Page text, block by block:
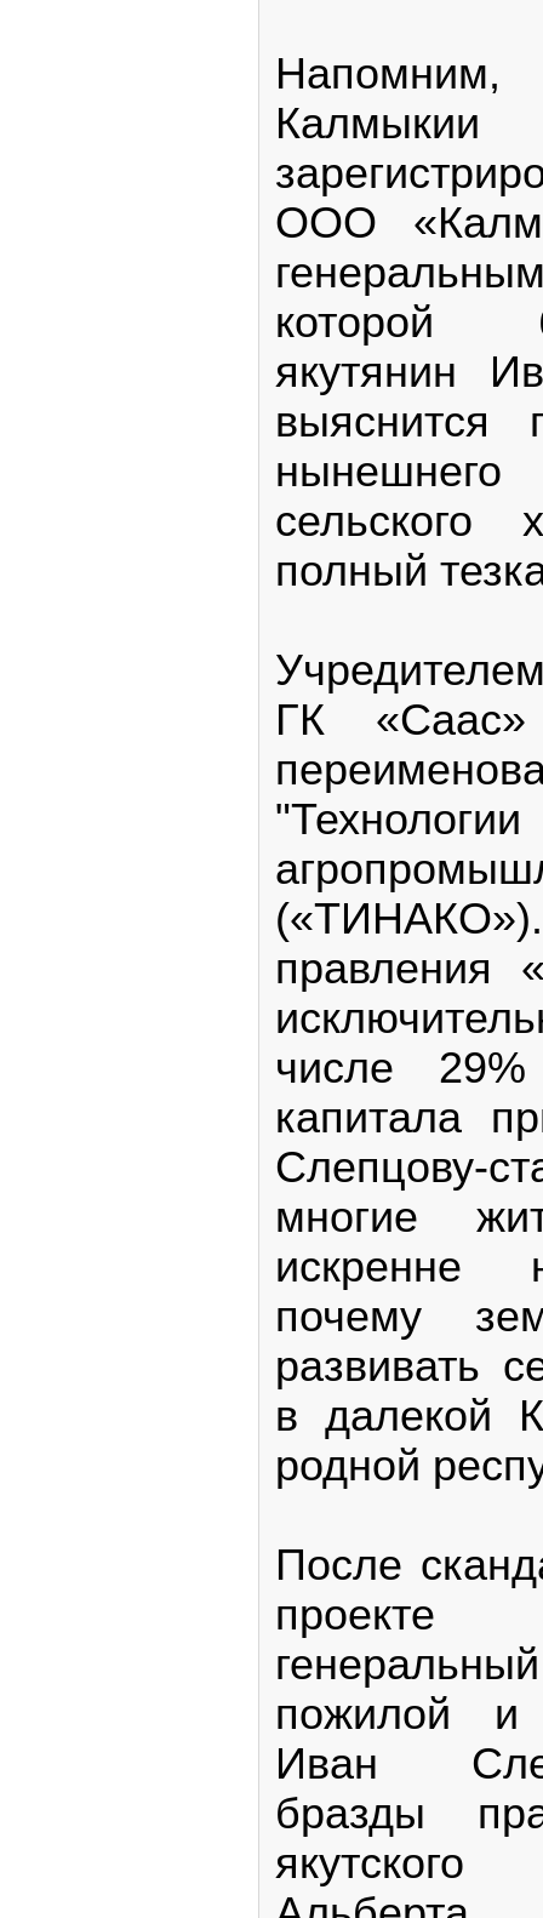
ООО
которой
якутянин
сельского
полный
ГК
правления
числе 29%
капитала
Слепцову-
многие
искренне
почему
развивать
в далекой
родной
После
пожилой и
Иван
бразды